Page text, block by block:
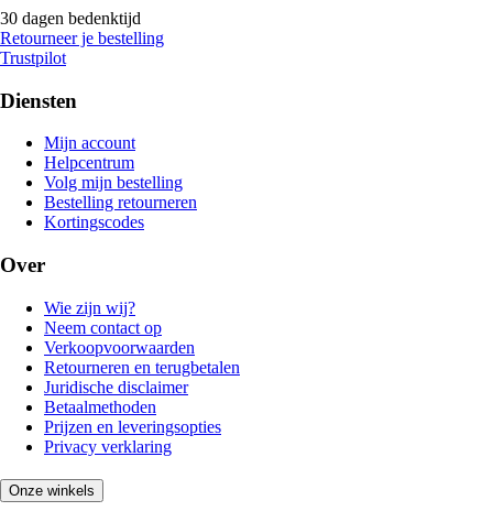
30 dagen bedenktijd
Retourneer je bestelling
Trustpilot
Diensten
Mijn account
Helpcentrum
Volg mijn bestelling
Bestelling retourneren
Kortingscodes
Over
Wie zijn wij?
Neem contact op
Verkoopvoorwaarden
Retourneren en terugbetalen
Juridische disclaimer
Betaalmethoden
Prijzen en leveringsopties
Privacy verklaring
Onze winkels